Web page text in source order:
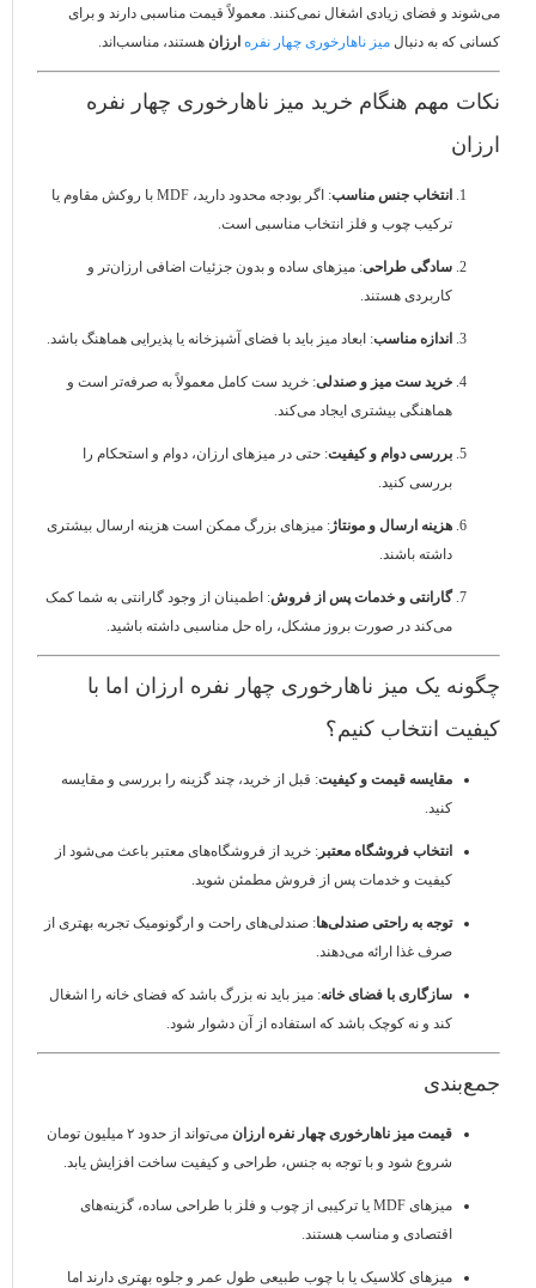
می‌شوند و فضای زیادی اشغال نمی‌کنند. معمولاً قیمت مناسبی دارند و برای
کسانی که به دنبال میز ناهارخوری چهار نفره ارزان هستند، مناسب‌اند.
نکات مهم هنگام خرید میز ناهارخوری چهار نفره
ارزان
انتخاب جنس مناسب
: اگر بودجه محدود دارید، MDF با روکش مقاوم یا
ترکیب چوب و فلز انتخاب مناسبی است.
سادگی طراحی: میزهای ساده و بدون جزئیات اضافی ارزان‌تر و
کاربردی هستند.
اندازه مناسب: ابعاد میز باید با فضای آشپزخانه یا پذیرایی هماهنگ باشد.
خرید ست میز و صندلی: خرید ست کامل معمولاً به صرفه‌تر است و
هماهنگی بیشتری ایجاد می‌کند.
بررسی دوام و کیفیت: حتی در میزهای ارزان، دوام و استحکام را
بررسی کنید.
هزینه ارسال و مونتاژ : میزهای بزرگ ممکن است هزینه ارسال بیشتری
داشته باشند.
گارانتی و خدمات پس از فروش: اطمینان از وجود گارانتی به شما کمک
می‌کند در صورت بروز مشکل، راه حل مناسبی داشته باشید.
چگونه یک میز ناهارخوری چهار نفره ارزان اما با
کیفیت انتخاب کنیم؟
مقایسه قیمت و کیفیت: قبل از خرید، چند گزینه را بررسی و مقایسه
کنید.
انتخاب فروشگاه معتبر : خرید از فروشگاه‌های معتبر باعث می‌شود از
کیفیت و خدمات پس از فروش مطمئن شوید.
توجه به راحتی صندلی‌ها: صندلی‌های راحت و ارگونومیک تجربه بهتری از
صرف غذا ارائه می‌دهند.
سازگاری با فضای خانه: میز باید نه بزرگ باشد که فضای خانه را اشغال
کند و نه کوچک باشد که استفاده از آن دشوار شود.
جمع‌بندی
قیمت میز ناهارخوری چهار نفره ارزان
می‌تواند از حدود ۲ میلیون تومان
شروع شود و با توجه به جنس، طراحی و کیفیت ساخت افزایش یابد.
میزهای MDF یا ترکیبی از چوب و فلز با طراحی ساده، گزینه‌های
اقتصادی و مناسب هستند.
میزهای کلاسیک یا با چوب طبیعی طول عمر و جلوه بهتری دارند اما